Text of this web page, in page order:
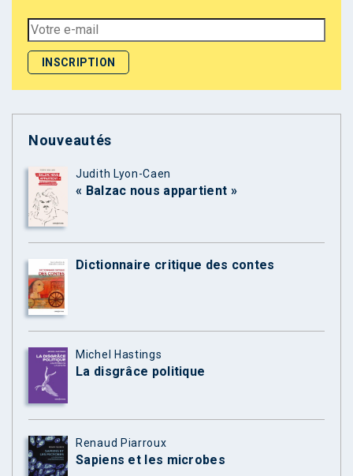
Nouveautés
Judith Lyon-Caen
« Balzac nous appartient »
Dictionnaire critique des contes
Michel Hastings
La disgrâce politique
Renaud Piarroux
Sapiens et les microbes